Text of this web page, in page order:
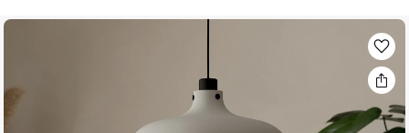
Zum
Bildgalerie
springen